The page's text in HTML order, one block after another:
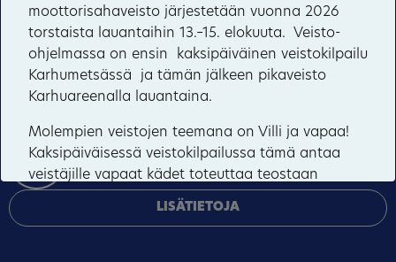
Tämä sivusto käyttää pakollisia evästeitä sivuston
toiminnan ja tietoturvan varmentamiseen sekä
valinnaisia evästeitä palveluiden toimittamiseen,
mainosten personointiin ja liikenteen analysointiin.
HALLINNOI EVÄSTEITÄ
LISÄTIETOJA
moottorisahaveisto järjestetään vuonna 2026
torstaista lauantaihin 13.–15. elokuuta. Veisto-
ohjelmassa on ensin kaksipäiväinen veistokilpailu
Karhumetsässä ja tämän jälkeen pikaveisto
Karhuareenalla lauantaina.
Molempien veistojen teemana on Villi ja vapaa!
Kaksipäiväisessä veistokilpailussa tämä antaa
veistäjille vapaat kädet toteuttaa teostaan
varsinaisen puupölkyn lisäksi myös muilla